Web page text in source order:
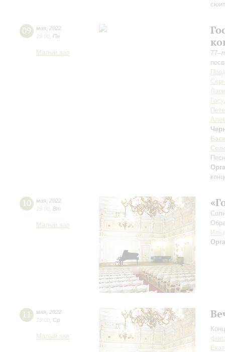
09 мая 2022
19:00 Пн
Малый зал
10 мая 2022
19:00 Вт
Малый зал
11 мая 2022
19:00 Ср
Малый зал